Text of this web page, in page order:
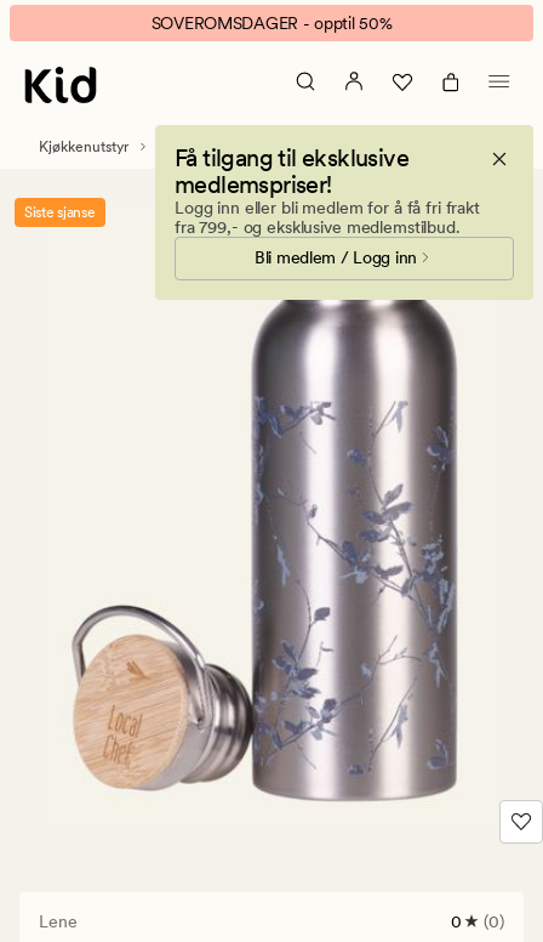
Lene
termo
drikkeflaske
grå
banner.
Klikk
ESCAPE
pause.
SOVEROMSDAGER - opptil 50%
Få tilgang til eksklusive
medlemspriser!
Logg inn eller bli medlem for å få fri frakt
fra 799,- og eksklusive medlemstilbud.
Bli medlem / Logg inn
Kjøkkenutstyr Drikkeflasker og vannkarafler
Siste sjanse
Lene
0
0 (0)